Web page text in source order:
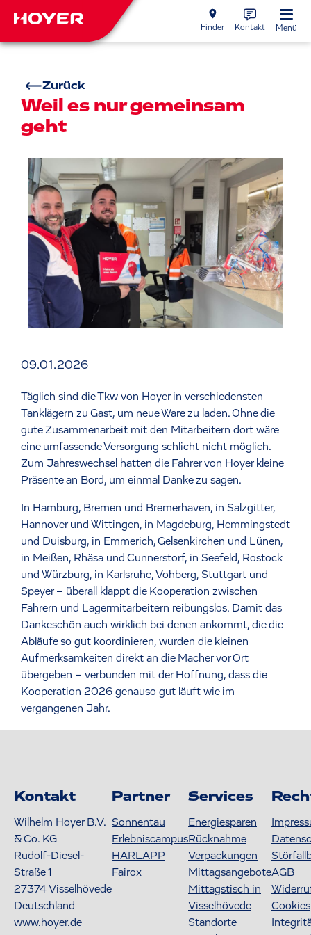
Finder Kontakt Menü
Zurück
Weil es nur gemeinsam
geht
09.01.2026
Täglich sind die Tkw von Hoyer in verschiedensten
Tanklägern zu Gast, um neue Ware zu laden. Ohne die
gute Zusammenarbeit mit den Mitarbeitern dort wäre
eine umfassende Versorgung schlicht nicht möglich.
Zum Jahreswechsel hatten die Fahrer von Hoyer kleine
Präsente an Bord, um einmal Danke zu sagen.
In Hamburg, Bremen und Bremerhaven, in Salzgitter,
Hannover und Wittingen, in Magdeburg, Hemmingstedt
und Duisburg, in Emmerich, Gelsenkirchen und Lünen,
in Meißen, Rhäsa und Cunnerstorf, in Seefeld, Rostock
und Würzburg, in Karlsruhe, Vohberg, Stuttgart und
Speyer – überall klappt die Kooperation zwischen
Fahrern und Lagermitarbeitern reibungslos. Damit das
Dankeschön auch wirklich bei denen ankommt, die die
Abläufe so gut koordinieren, wurden die kleinen
Aufmerksamkeiten direkt an die Macher vor Ort
übergeben – verbunden mit der Hoffnung, dass die
Kooperation 2026 genauso gut läuft wie im
vergangenen Jahr.
Kontakt
Wilhelm Hoyer B.V.
& Co. KG
Rudolf-Diesel-
Straße 1
27374Visselhövede
Deutschland
www.hoyer.de
Partner
Sonnentau
Erlebniscampus
HARLAPP
Fairox
Services
Energiesparen
Rücknahme
Verpackungen
Mittagsangebote
Mittagstisch in
Visselhövede
Standorte
AGB
Cookies